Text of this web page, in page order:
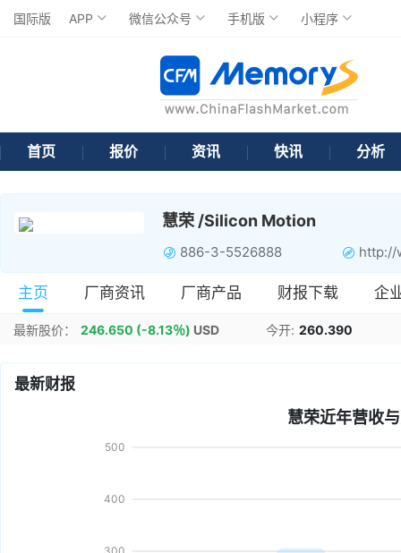
国际版 APP 微信公众号 手机版 小程序
首页 报价 资讯 快讯 分析
慧荣 /Silicon Motion
886-3-5526888 http://
主页 厂商资讯 厂商产品 财报下载 企
最新股价： 246.650 (-8.13％) USD 今开: 260.390
最新财报
慧荣近年营收